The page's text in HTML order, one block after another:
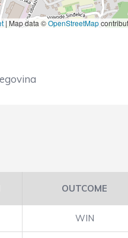
| Map data ©OpenStreetMap
OUTCOME
WIN